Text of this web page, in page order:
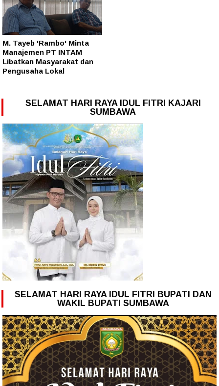
M. Tayeb 'Rambo' Minta
Manajemen PT INTAM
Libatkan Masyarakat dan
Pengusaha Lokal
SELAMAT HARI RAYA IDUL FITRI KAJARI
SUMBAWA
SELAMAT HARI RAYA IDUL FITRI BUPATI DAN
WAKIL BUPATI SUMBAWA